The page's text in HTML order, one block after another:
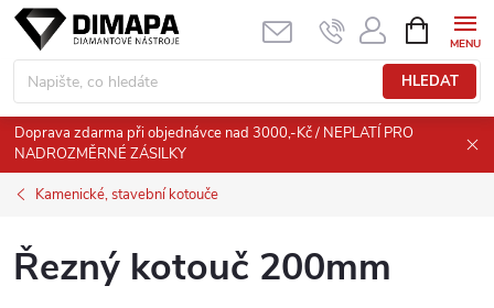
Přejít
obsah
HLEDAT
NÁKUPNÍ
KOŠÍK
Doprava zdarma při objednávce nad 3000,-Kč / NEPLATÍ PRO
NADROZMĚRNÉ ZÁSILKY
Kamenické, stavební kotouče
Řezný kotouč 200mm